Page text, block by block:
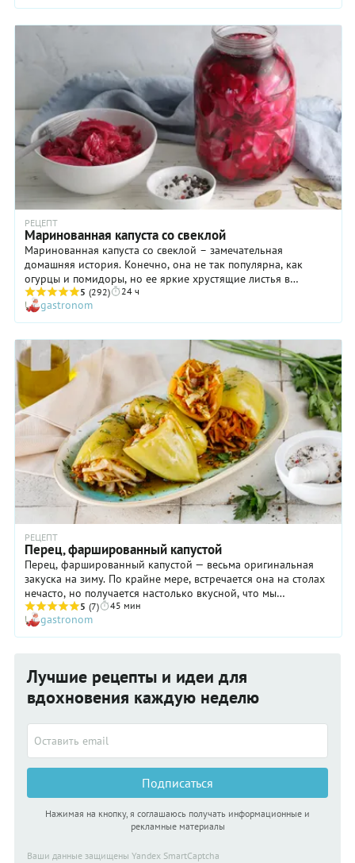
РЕЦЕПТ
Маринованная капуста со свеклой
Маринованная капуста со свеклой – замечательная
домашняя история. Конечно, она не так популярна, как
огурцы и помидоры, но ее яркие хрустящие листья в
кисловатом маринаде тоже не затеряются на столе. Капусту
хорошо подавать в качестве закуски, использовать для
салатов – для того же винегрета, например, или подать с
вареной картошкой и мясом. А еще маринованная капуста –
отличный ингредиент для бургеров и сендвичей.
5 (292) 24 ч
gastronom
РЕЦЕПТ
Перец, фаршированный капустой
Перец, фаршированный капустой — весьма оригинальная
закуска на зиму. По крайне мере, встречается она на столах
нечасто, но получается настолько вкусной, что мы
настоятельно рекомендуем сделать ее по нашему
пошаговому рецепту. Перец, фаршированный капустой,
имеет яркий пряный вкус и очень аппетитный аромат.
чесноком. Во-вторых, благодаря пикантному маринаду с
кориандром и семенами горчицы. Даже если у вас нет
большого опыта в домашних заготовках, не переживайте — у
вас непременно всё получится.
5 (7) 45 мин
gastronom
Лучшие рецепты и идеи для
вдохновения каждую неделю
Подписаться
Нажимая на кнопку, я соглашаюсь получать информационные и
рекламные материалы
Ваши данные защищены Yandex SmartCaptcha